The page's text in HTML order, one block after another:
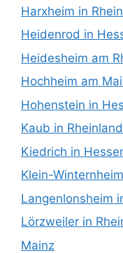
Harxheim in
Heidenrod in
Heidesheim am
Hochheim am
Hohenstein in
Kaub in
Kiedrich in
Klein-
Langenlonsheim
Lörzweiler in
Mainz